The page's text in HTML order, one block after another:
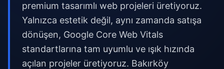
premium tasarımlı web projeleri üretiyoruz.
Yalnızca estetik değil, aynı zamanda satışa
dönüşen, Google Core Web Vitals
standartlarına tam uyumlu ve ışık hızında
açılan projeler üretiyoruz. Bakırköy